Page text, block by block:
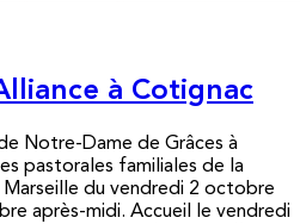
à Cotignac
Notre-Dame de Grâces à
pastorales familiales de la
du vendredi 2 octobre
après-midi. Accueil le vendredi